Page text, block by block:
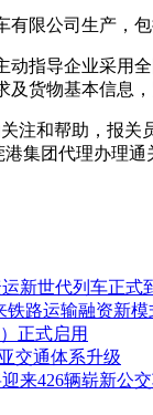
限公司生产，
动指导企业采用
货物基本信息
注和帮助，报
集团代理办理通
新世代列车正式
铁路运输融资新模
正式启用
交通体系升级
来426辆崭新公